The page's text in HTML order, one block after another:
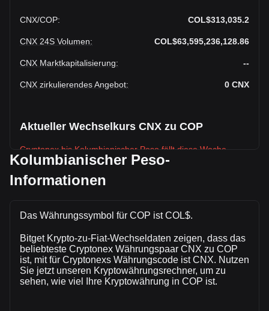
CNX/COP: COL$313,035.2
CNX 24S Volumen: COL$63,595,236,128.86
CNX Marktkapitalisierung: --
CNX zirkulierendes Angebot: 0 CNX
Aktueller Wechselkurs CNX zu COP
Cryptonex bis Kolumbianischer Peso fällt diese Woche.
COL$313,035.2 pro CNX, bei einer
Handelsvolumen von Cryptonex hat sich in den letzten 24
verändert. Am vorherigen Handelstag lag das
Handelsvolumen von CNX bei COL$55,594,420,672.23.
Mehr Informationen über Cryptonex auf
Kolumbianischer Peso-
Informationen
Das Währungssymbol für COP ist COL$.
Bitget Krypto-zu-Fiat-Wechseldaten zeigen, dass das
beliebteste Cryptonex Währungspaar CNX zu COP
ist, mit für Cryptonexs Währungscode ist CNX. Nutzen
Sie jetzt unseren Kryptowährungsrechner, um zu
sehen, wie viel Ihre Kryptowährung in COP ist.